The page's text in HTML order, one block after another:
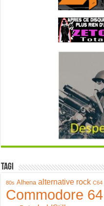
Tagi
80s Alhena alternative rock C64
Commodore 64